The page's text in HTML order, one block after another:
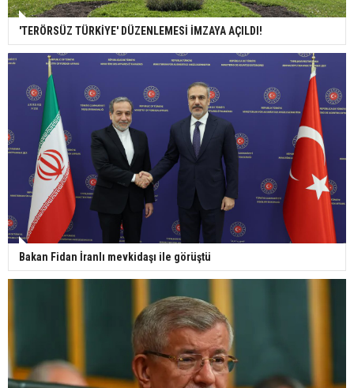
'TERÖRSÜZ TÜRKİYE' DÜZENLEMESİ İMZAYA AÇILDI!
Bakan Fidan İranlı mevkidaşı ile görüştü